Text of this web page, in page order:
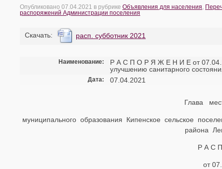
Опубликовано 07.04.2021 в рубрике Объявления для населения,
распоряжений Администрации поселения
Cкачать: расп. субботник 2021
Наименование:
Р А С П О Р Я Ж Е Н И Е от
улучшению санитарного
Дата: 07.04.2021
Глава
муниципального образования Кипенское сельское
района
Р А С
от